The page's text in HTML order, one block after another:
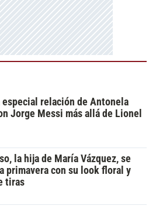
especial relación de Antonela
Jorge Messi más allá de Lionel
la hija de María Vázquez, se
primavera con su look floral y
tiras